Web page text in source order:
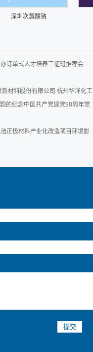
深圳次氯酸钠
订单式人才培养三征班推荐会
材料股份有限公司 杭州华洋化工
的纪念中国共产党建党98周年党
正极材料产业化改造项目环境影